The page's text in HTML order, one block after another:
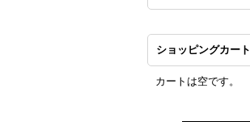
ショッピングカート
カートは空です。